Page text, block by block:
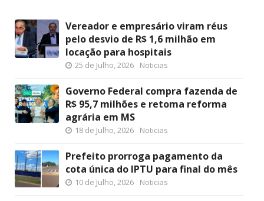
Vereador e empresário viram réus
pelo desvio de R$ 1,6 milhão em
locação para hospitais
25 de Julho, 2026 Noticias
Governo Federal compra fazenda de
R$ 95,7 milhões e retoma reforma
agrária em MS
18 de Julho, 2026 Noticias
Prefeito prorroga pagamento da
cota única do IPTU para final do mês
10 de Julho, 2026 Noticias